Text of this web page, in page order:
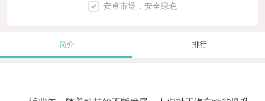
安卓市场，安全绿色
简介 排行